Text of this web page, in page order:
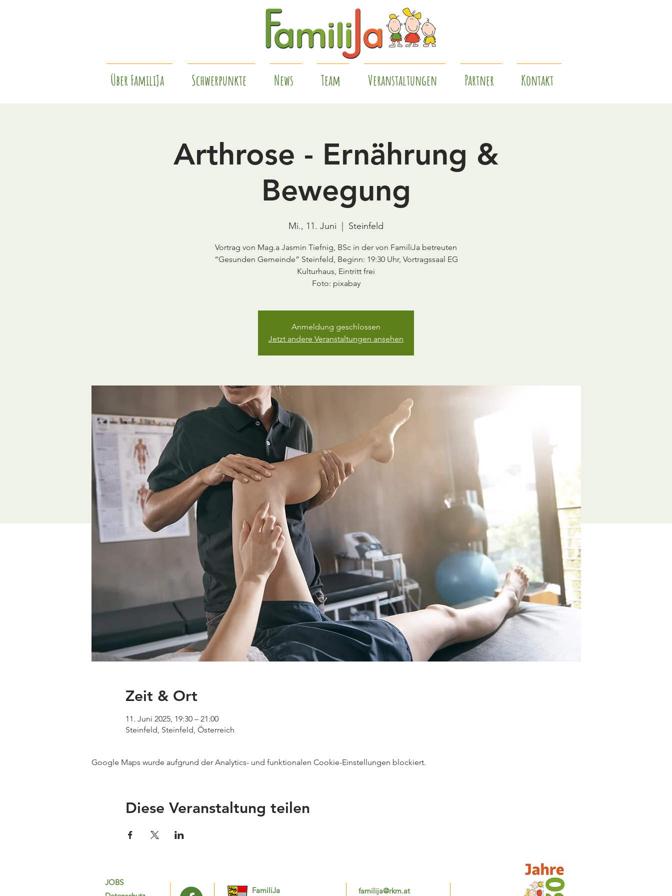
Über FamiliJa Schwerpunkte News Team Veranstaltungen Partner Kontakt
Arthrose - Ernährung &
Bewegung
Mi., 11. Juni Steinfeld
Vortrag von Mag.a Jasmin Tiefnig, BSc in der von FamiliJa betreuten
“Gesunden Gemeinde” Steinfeld, Beginn: 19:30 Uhr, Vortragssaal EG
Kulturhaus, Eintritt frei
Foto: pixabay
Anmeldung geschlossen
Jetzt andere Veranstaltungen ansehen
Zeit & Ort
11. Juni 2025, 19:30 – 21:00
Steinfeld, Steinfeld, Österreich
Google Maps wurde aufgrund der Analytics- und funktionalen Cookie-Einstellungen blockiert.
Diese Veranstaltung teilen
JOBS
FamiliJa
familija@rkm.at